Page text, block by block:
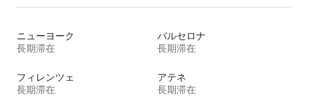
ニューヨーク
長期滞在
バルセロナ
長期滞在
フィレンツェ
長期滞在
アテネ
長期滞在